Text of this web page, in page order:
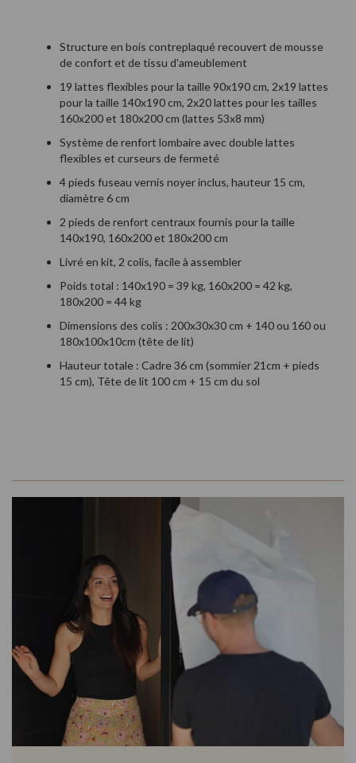
Structure en bois contreplaqué recouvert de mousse
de confort et de tissu d'ameublement
19 lattes flexibles pour la taille 90x190 cm, 2x19 lattes
pour la taille 140x190 cm, 2x20 lattes pour les tailles
160x200 et 180x200 cm (lattes 53x8 mm)
Système de renfort lombaire avec double lattes
flexibles et curseurs de fermeté
4 pieds fuseau vernis noyer inclus, hauteur 15 cm,
diamètre 6 cm
2 pieds de renfort centraux fournis pour la taille
140x190, 160x200 et 180x200 cm
Livré en kit, 2 colis, facile à assembler
Poids total : 140x190 = 39 kg, 160x200 = 42 kg,
180x200 = 44 kg
Dimensions des colis : 200x30x30 cm + 140 ou 160 ou
180x100x10cm (tête de lit)
Hauteur totale : Cadre 36 cm (sommier 21cm + pieds
15 cm), Tête de lit 100 cm + 15 cm du sol